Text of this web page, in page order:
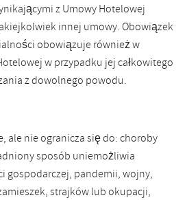
z Umowy Hotelowej
innej umowy. Obowiązek
obowiązuje również w
w przypadku jej całkowitego
z dowolnego powodu.
ale nie ogranicza się do: choroby
sposób uniemożliwia
gospodarczej, pandemii, wojny,
strajków lub okupacji,